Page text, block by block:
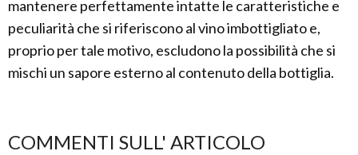
mantenere perfettamente intatte le caratteristiche e
peculiarità che si riferiscono al vino imbottigliato e,
proprio per tale motivo, escludono la possibilità che si
mischi un sapore esterno al contenuto della bottiglia.
COMMENTI SULL' ARTICOLO